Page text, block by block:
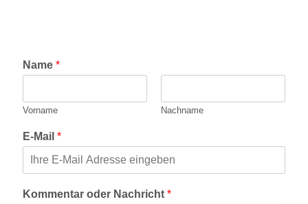
Name*
Vorname Nachname
E-Mail*
Kommentar oder Nachricht*